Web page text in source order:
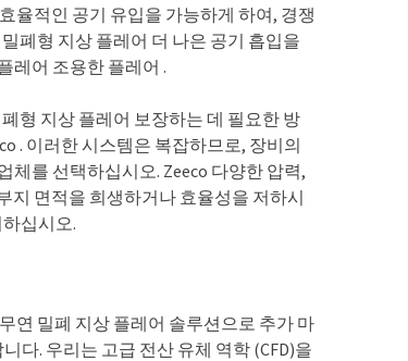
율적인 공기 유입을 가능하게 하여, 경쟁
폐형 지상 플레어 더 나은 공기 흡입을
레어 조용한 플레어 .
형 지상 플레어 보장하는 데 필요한 방
. 이러한 시스템은 복잡하므로, 장비의
체를 선택하십시오. Zeeco 다양한 압력,
지 면적을 희생하거나 효율성을 저하시
십시오.
연 밀폐 지상 플레어 솔루션으로 추가 마
다. 우리는 고급 전산 유체 역학 (CFD)을